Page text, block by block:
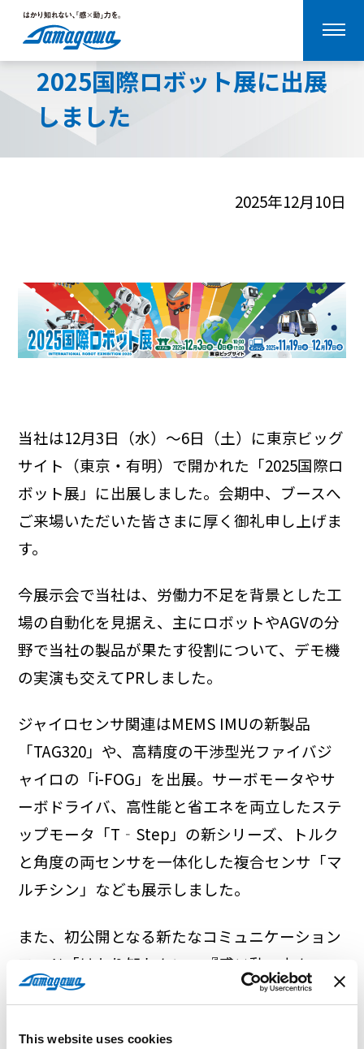
This website uses cookies
ー
を
JP EN
ホーム>ニュース>2025年 2025国際ロボット展に出展しました
2025国際ロボット展に出展
しました
2025年12月10日
当社は12月3日（水）～6日（土）に東京ビッグ
サイト（東京・有明）で開かれた「2025国際ロ
ボット展」に出展しました。会期中、ブースへ
ご来場いただいた皆さまに厚く御礼申し上げま
す。
今展示会で当社は、労働力不足を背景とした工
場の自動化を見据え、主にロボットやAGVの分
野で当社の製品が果たす役割について、デモ機
の実演も交えてPRしました。
ジャイロセンサ関連はMEMS IMUの新製品
「TAG320」や、高精度の干渉型光ファイバジ
ャイロの「i-FOG」を出展。サーボモータやサ
ーボドライバ、高性能と省エネを両立したステ
ップモータ「T‐Step」の新シリーズ、トルク
と角度の両センサを一体化した複合センサ「マ
ルチシン」なども展示しました。
また、初公開となる新たなコミュニケーション
ワード「はかり知れない、『感×動』力を。」
や三角形をモチーフとしたデザインを展示装飾